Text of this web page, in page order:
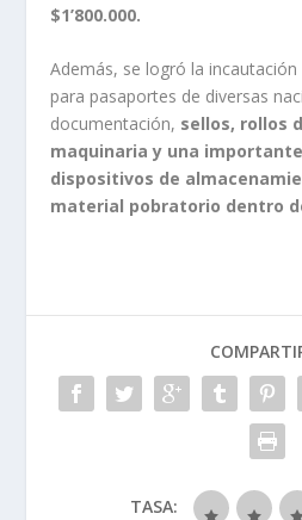
$1’800.000.
Además, se logró la
para pasaportes de diversas
documentación, sellos, rollos
maquinaria y una
dispositivos de
material pobratorio dentro
TASA: